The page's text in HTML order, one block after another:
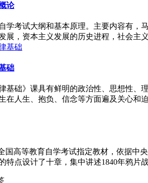
论
学考试大纲和基本原理。主要内容有，
展，资本主义发展的历史进程，社会主
础
基础》课具有鲜明的政治性、思想性
在人生、抱负、信念等方面遍及关心和
国高等教育自学考试指定教材，依据中
特点设计了十章，集中讲述1840年鸦片